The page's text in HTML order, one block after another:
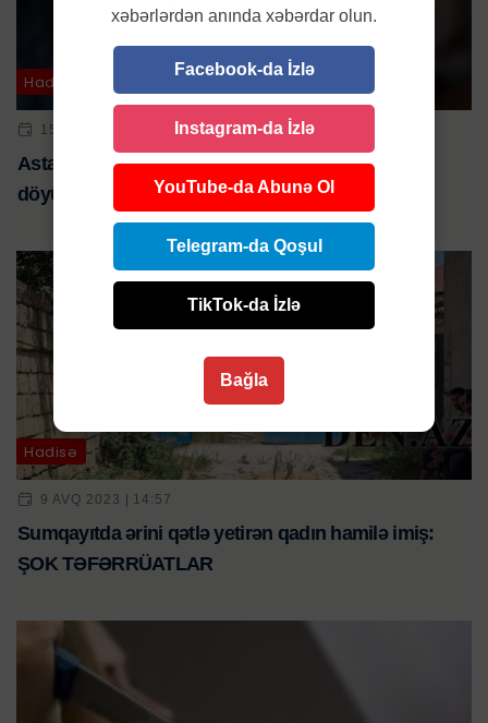
Hadisə
15 IYN 2025 | 12:31
Astarada 22 yaşlı qadın həyat yoldaşı tərəfindən
döyülüb
Hadisə
9 AVQ 2023 | 14:57
Sumqayıtda ərini qətlə yetirən qadın hamilə imiş:
ŞOK TƏFƏRRÜATLAR
xəbərlərdən anında xəbərdar olun.
Facebook-da İzlə
Instagram-da İzlə
YouTube-da Abunə Ol
Telegram-da Qoşul
TikTok-da İzlə
Bağla